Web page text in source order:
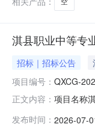
空
淇县职业中等专
招标｜招标公告
项目编号： QXCG-
正文内容： 项目名称
标资审方
发布时间： 2026-07-